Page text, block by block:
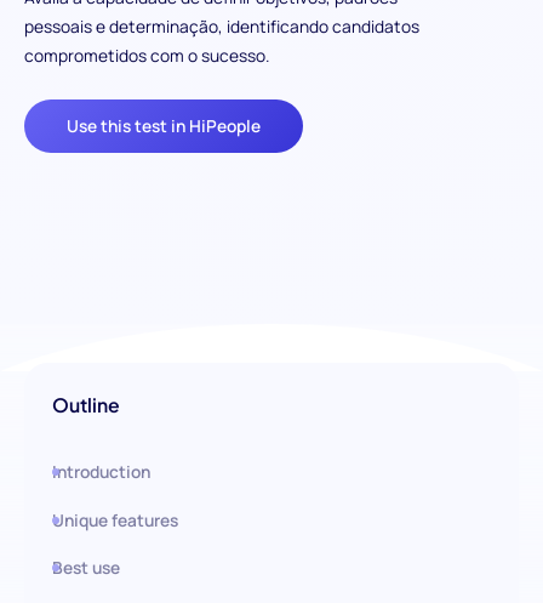
pessoais e determinação, identificando candidatos
comprometidos com o sucesso.
Use this test in HiPeople
Outline
Introduction
Unique features
Best use